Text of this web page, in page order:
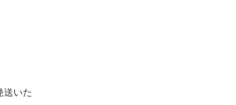
送いた